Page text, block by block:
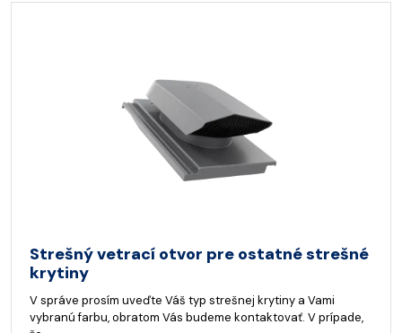
Strešný vetrací otvor pre ostatné strešné
krytiny
V správe prosím uveďte Váš typ strešnej krytiny a Vami
vybranú farbu, obratom Vás budeme kontaktovať. V prípade,